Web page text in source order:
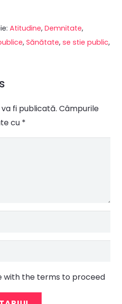
Atitudine, Demnitate,
, Sănătate, se stie public,
fi publicată. Câmpurile
cu *
with the terms to proceed